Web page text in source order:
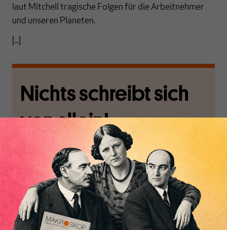
Inhaltsverzeichnis
laut Mitchell tragische Folgen für die Arbeitnehmer
und unseren Planeten.
[...]
Nichts schreibt sich
von allein!
Nur für Abonnenten
MAKROSKOP analysiert
wirtschaftspolitische
Themen aus einer
postkeynesianischen
Perspektive und ist damit
Wir verlassen die
journalistische Filterblase,
in der sich viele
eingerichtet haben. Wir
öffnen Fenster und